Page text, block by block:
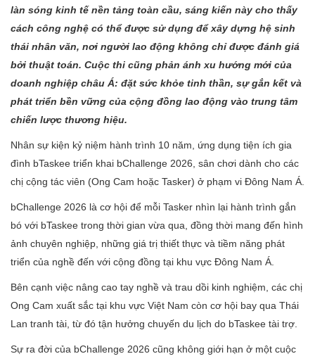
làn sóng kinh tế nền tảng toàn cầu, sáng kiến này cho thấy
cách công nghệ có thể được sử dụng để xây dựng hệ sinh
thái nhân văn, nơi người lao động không chỉ được đánh giá
bởi thuật toán. Cuộc thi cũng phản ánh xu hướng mới của
doanh nghiệp châu Á: đặt sức khỏe tinh thần, sự gắn kết và
phát triển bền vững của cộng đồng lao động vào trung tâm
chiến lược thương hiệu.
Nhân sự kiện kỷ niệm hành trình 10 năm, ứng dụng tiện ích gia
đình bTaskee triển khai bChallenge 2026, sân chơi dành cho các
chị cộng tác viên (Ong Cam hoặc Tasker) ở phạm vi Đông Nam Á.
bChallenge 2026 là cơ hội để mỗi Tasker nhìn lại hành trình gắn
bó với bTaskee trong thời gian vừa qua, đồng thời mang đến hình
ảnh chuyên nghiệp, những giá trị thiết thực và tiềm năng phát
triển của nghề đến với cộng đồng tại khu vực Đông Nam Á.
Bên cạnh việc nâng cao tay nghề và trau dồi kinh nghiệm, các chị
Ong Cam xuất sắc tại khu vực Việt Nam còn cơ hội bay qua Thái
Lan tranh tài, từ đó tận hưởng chuyến du lịch do bTaskee tài trợ.
Sự ra đời của bChallenge 2026 cũng không giới hạn ở một cuộc